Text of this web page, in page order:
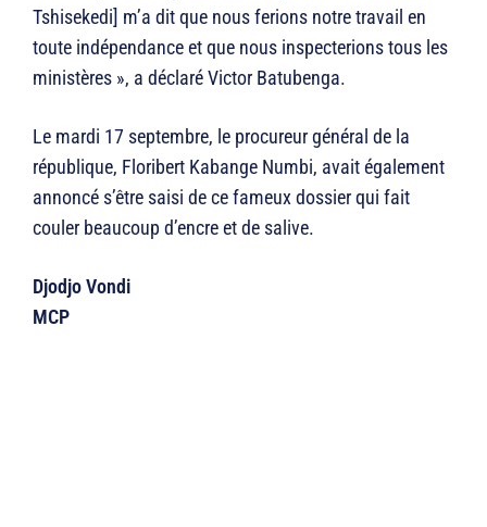
Tshisekedi] m’a dit que nous ferions notre travail en
toute indépendance et que nous inspecterions tous les
ministères », a déclaré Victor Batubenga.
Le mardi 17 septembre, le procureur général de la
république, Floribert Kabange Numbi, avait également
annoncé s’être saisi de ce fameux dossier qui fait
couler beaucoup d’encre et de salive.
Djodjo Vondi
MCP